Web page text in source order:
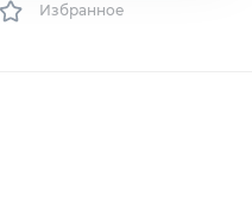
Избранное